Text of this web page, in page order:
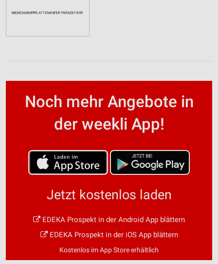
Noch mehr Angebote in
der weekli App!
Jetzt kostenlos laden
EDEKA Prospekt in der Android App blättern
EDEKA Prospekt in der iOS App blättern
Kostenlos im App Store erhältlich